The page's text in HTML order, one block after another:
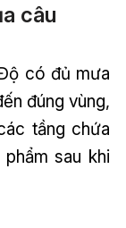
câu
có đủ mưa
đúng vùng,
tầng chứa
sau khi